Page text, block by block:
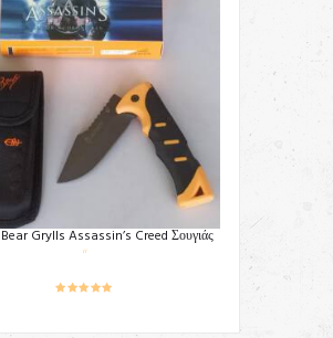
Grylls Assassin’s Creed Σουγιάς